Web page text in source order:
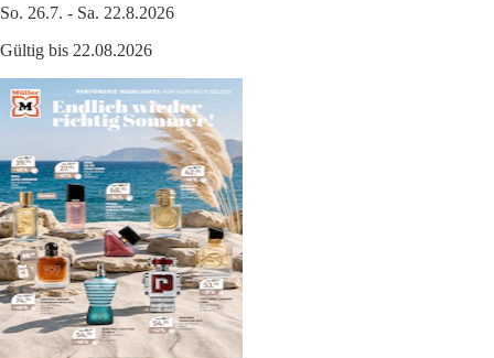
So. 26.7. - Sa. 22.8.2026
Gültig bis 22.08.2026